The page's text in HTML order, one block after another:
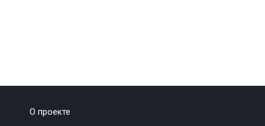
О проекте